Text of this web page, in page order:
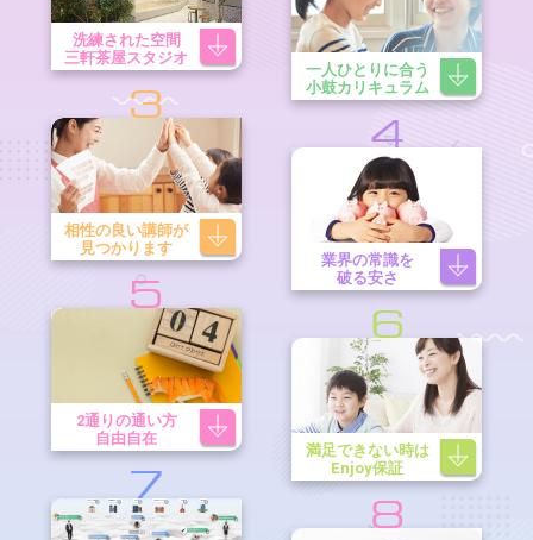
洗練された空間
三軒茶屋スタジオ
一人ひとりに合う
小鼓カリキュラム
3
相性の良い講師が
見つかります
4
業界の常識を
破る安さ
5
2通りの通い方
自由自在
6
満足できない時は
Enjoy保証
7
8